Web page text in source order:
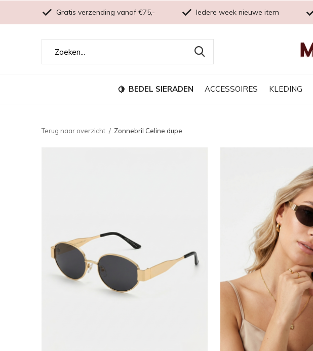
BEDEL SIERADEN ACCESSOIRES KLEDING
Gratis verzending vanaf €75,- Iedere week nieuwe item
Terug naar overzicht Zonnebril Celine dupe